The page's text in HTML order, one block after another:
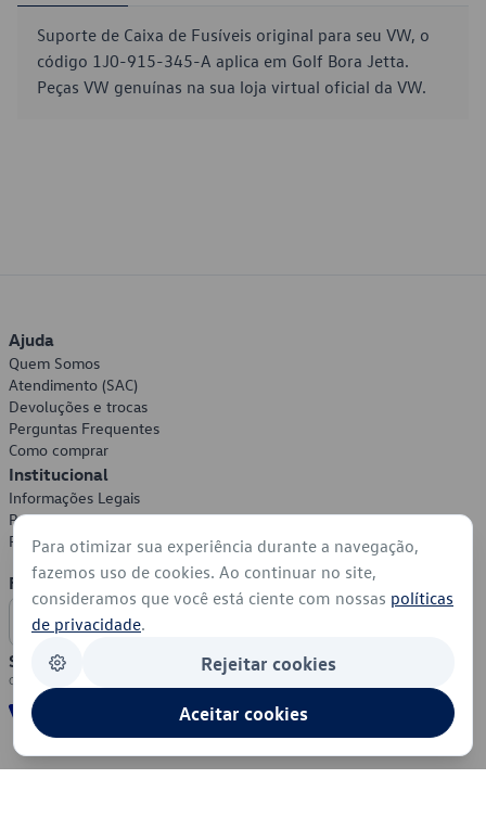
Suporte de Caixa de Fusíveis original para seu VW, o
código 1J0-915-345-A aplica em Golf Bora Jetta.
Peças VW genuínas na sua loja virtual oficial da VW.
Ajuda
Quem Somos
Atendimento (SAC)
Devoluções e trocas
Perguntas Frequentes
Como comprar
Institucional
Informações Legais
Política de Privacidade
Política de Cookies
Formas de Pagamento
Segurança
Para otimizar sua experiência durante a navegação,
fazemos uso de cookies. Ao continuar no site,
consideramos que você está ciente com nossas políticas
de privacidade.
Rejeitar cookies
Aceitar cookies